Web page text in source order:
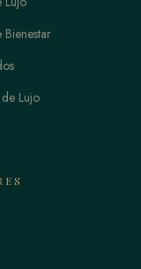
Bienestar
Lujo